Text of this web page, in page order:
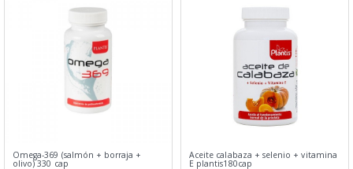
Omega-369 (salmón + borraja +
olivo) 330 cap
Aceite calabaza + selenio + vitamina
E plantis180cap